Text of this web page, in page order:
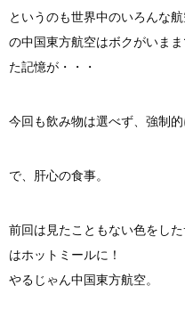
というのも世界中のいろんな
の中国東方航空はボクがいま
た記憶が・・・
今回も飲み物は選べず、強制的
で、肝心の食事。
前回は見たこともない色をし
はホットミールに！
やるじゃん中国東方航空。